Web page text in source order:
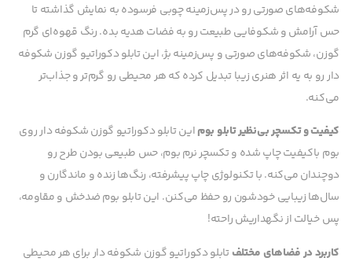
شکوفه‌های صورتی رو در پس‌زمینه چوبی فرسوده به نمایش گذاشته تا
حس آرامش و شکوفایی طبیعت رو به فضات هدیه بده. رنگ قهوه‌ای گرم
گوزن، شکوفه‌های صورتی و پس‌زمینه بژ، این تابلو دکوراتیو گوزن شکوفه
دار رو به یه اثر هنری زیبا تبدیل کرده که هر محیطی رو گرم‌تر و جذاب‌تر
می‌کنه.
کیفیت و تکسچر بی‌نظیر تابلو بوماین تابلو دکوراتیو گوزن شکوفه دار روی
بوم باکیفیت چاپ شده و تکسچر نرم بوم، حس طبیعی بودن طرح رو
دوچندان می‌کنه. با تکنولوژی چاپ پیشرفته، رنگ‌ها زنده و ماندگارن و
سال‌ها زیبایی خودشون رو حفظ می‌کنن. این تابلو بوم ضدخش و مقاومه،
پس خیالت از نگهداریش راحته!
کاربرد در فضاهای مختلف تابلو دکوراتیو گوزن شکوفه دار برای هر محیطی